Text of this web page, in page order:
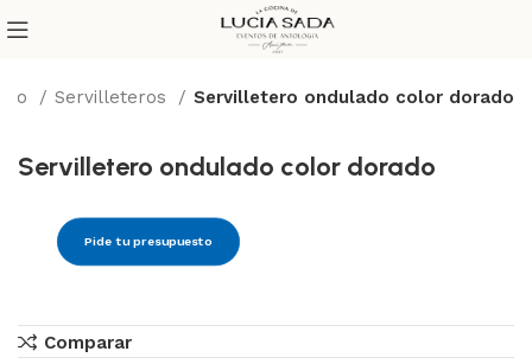
Servilleteros Servilletero ondulado color dorado
Servilletero ondulado color dorado
Pide tu presupuesto
Comparar